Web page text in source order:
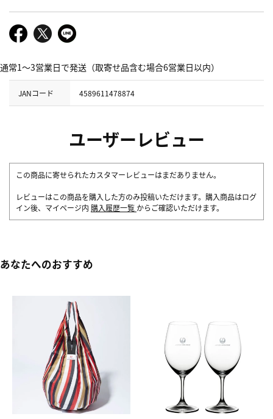
通常1～3営業日で発送（取寄せ品含む場合6営業日以内）
JANコード 4589611478874
ユーザーレビュー
この商品に寄せられたカスタマーレビューはまだありません。
レビューはこの商品を購入した方のみ投稿いただけます。購入商品はログ
イン後、マイページ内 購入履歴一覧 からご確認いただけます。
あなたへのおすすめ